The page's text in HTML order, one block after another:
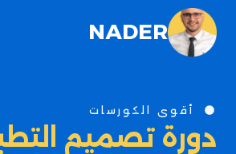
NADER
أقوى الكورسات
دورة تصميم